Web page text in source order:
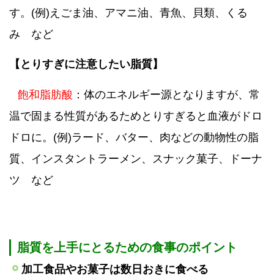
す。(例)えごま油、アマニ油、青魚、貝類、くる
み など
【とりすぎに注意したい脂質】
飽和脂肪酸 ：体のエネルギー源となりますが、常
温で固まる性質があるためとりすぎると血液がドロ
ドロに。(例)ラード、バター、肉などの動物性の脂
質、インスタントラーメン、スナック菓子、ドーナ
ツ など
脂質を上手にとるための食事のポイント
加工食品やお菓子は数日おきに食べる